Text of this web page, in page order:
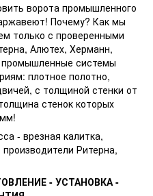
ворота промышленного
Почему? Как мы
только с проверенными
Алютех, Херманн,
промышленные системы
плотное полотно,
с толщиной стенки от
стенок которых
- УСТАНОВКА -